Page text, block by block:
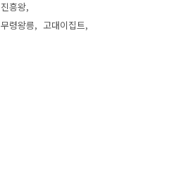
진흥왕
무령왕릉
고대이집트